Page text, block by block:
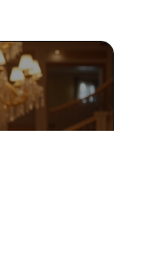
: